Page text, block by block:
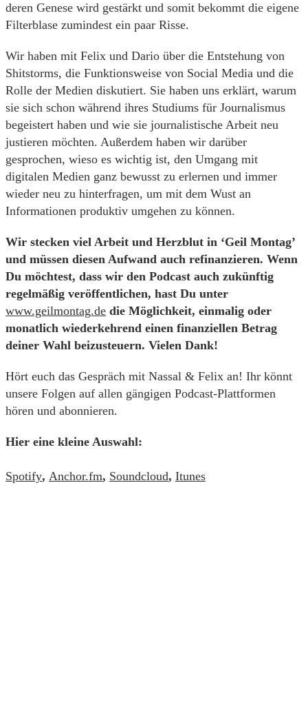
deren Genese wird gestärkt und somit bekommt die eigene
Filterblase zumindest ein paar Risse.
Wir haben mit Felix und Dario über die Entstehung von
Shitstorms, die Funktionsweise von Social Media und die
Rolle der Medien diskutiert. Sie haben uns erklärt, warum
sie sich schon während ihres Studiums für Journalismus
begeistert haben und wie sie journalistische Arbeit neu
justieren möchten. Außerdem haben wir darüber
gesprochen, wieso es wichtig ist, den Umgang mit
digitalen Medien ganz bewusst zu erlernen und immer
wieder neu zu hinterfragen, um mit dem Wust an
Informationen produktiv umgehen zu können.
Wir stecken viel Arbeit und Herzblut in ‘Geil Montag’
und müssen diesen Aufwand auch refinanzieren. Wenn
Du möchtest, dass wir den Podcast auch zukünftig
regelmäßig veröffentlichen, hast Du unter
www.geilmontag.de die Möglichkeit, einmalig oder
monatlich wiederkehrend einen finanziellen Betrag
deiner Wahl beizusteuern. Vielen Dank!
Hört euch das Gespräch mit Nassal & Felix an! Ihr könnt
unsere Folgen auf allen gängigen Podcast-Plattformen
hören und abonnieren.
Hier eine kleine Auswahl:
Spotify, Anchor.fm, Soundcloud, Itunes